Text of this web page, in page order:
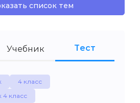
список тем
Учебник Тест
4 класс
4 класс